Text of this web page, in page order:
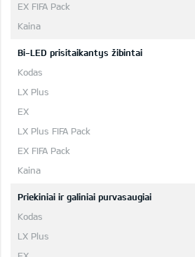
Bi-LED prisitaikantys žibintai
Priekiniai ir galiniai purvasaugiai